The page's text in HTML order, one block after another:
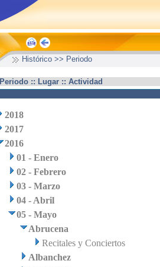
Histórico >> Periodo
Periodo :: Lugar :: Actividad
2018
2017
2016
01 - Enero
02 - Febrero
03 - Marzo
04 - Abril
05 - Mayo
Abrucena
Recitales y Conciertos
Albanchez